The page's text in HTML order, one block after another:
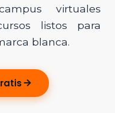
virtuales
listos para
blanca.